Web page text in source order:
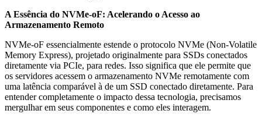
A Essência do NVMe-oF: Acelerando o Acesso ao
Armazenamento Remoto
NVMe-oF essencialmente estende o protocolo NVMe (Non-Volatile
Memory Express), projetado originalmente para SSDs conectados
diretamente via PCIe, para redes. Isso significa que ele permite que
os servidores acessem o armazenamento NVMe remotamente com
uma latência comparável à de um SSD conectado diretamente. Para
entender completamente o impacto dessa tecnologia, precisamos
mergulhar em seus componentes e como eles interagem.